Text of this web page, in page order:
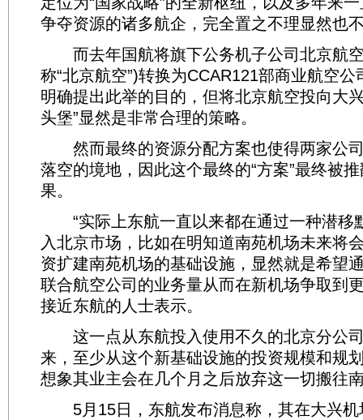
争夺资源的诸多航企，完全置之不理显然也
而去年国航将旗下公务机子公司北京航
称“北京航空”)转换为CCAR121部商业航空
明确提出此举的目的，但将北京航空投向大
头堡”显然是非常合理的策略。
然而最终的资源分配方案也使得两家公
落空的境地，因此这个最终的“方案”最终被
果。
“实际上东航一直以来都在通过一种潜移
入北京市场，比如在明知道南苑机场未来将
资扩建南苑机场的基础设施，显然就是希望
联合航空公司的业务量从而在新机场争取到
接近东航的人士表示。
这一点从东航投入使用不久的北京分公
来，至少从这个新基础设施的投资规模和规
想象其业主会在几个月之后放弃这一切搬往
5月15日，东航发布消息称，其在大兴机